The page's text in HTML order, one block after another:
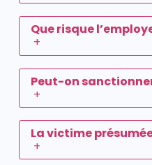
Que risque
+
Peut-on
+
La victime
+